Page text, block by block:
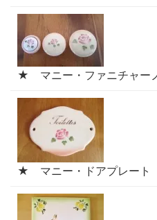
★ マニー・ファニチャー
★ マニー・ドアプレート